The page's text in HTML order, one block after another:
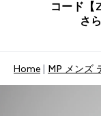
コード【
さ
Home MP メンズ